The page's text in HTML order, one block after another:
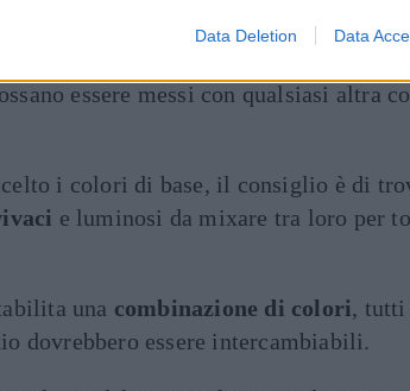
Data Deletion Data
si opta su
essere messi con qualsiasi altra
i colori di base, il consiglio è di
e luminosi da mixare tra loro per
una combinazione di colori, tutti
dovrebbero essere intercambiabili.